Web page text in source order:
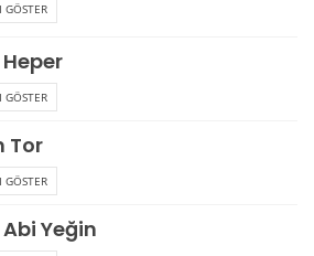
GÖSTER
GÖSTER
Tor
GÖSTER
Yeğin